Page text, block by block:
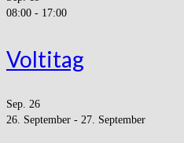
08:00 - 17:00
Voltitag
Sep. 26
26. September - 27. September